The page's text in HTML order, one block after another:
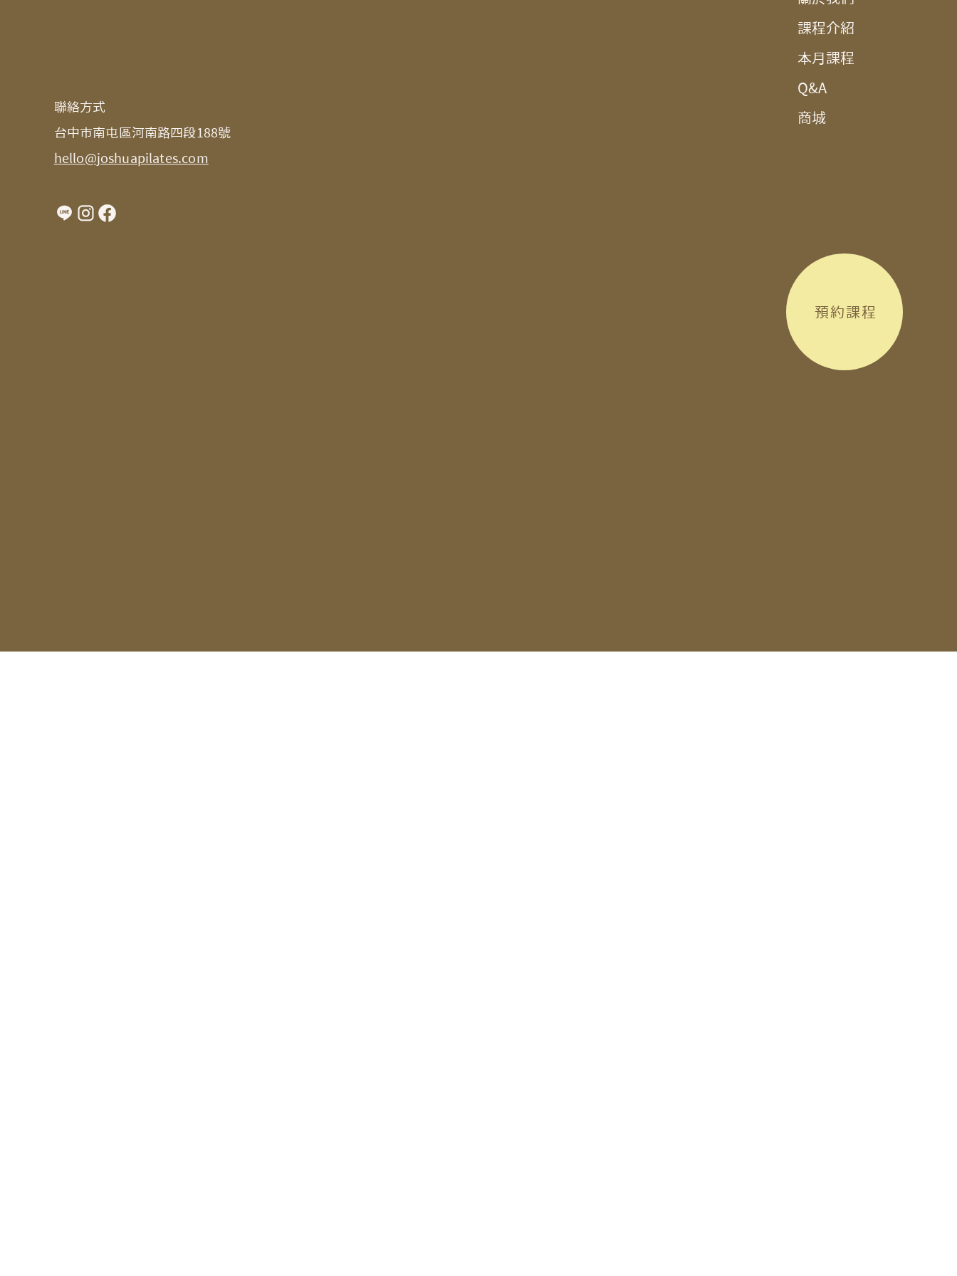
​聯絡方式​
台中市南屯區河南路四段188號
hello@joshuapilates.com
課程介紹
本月課程
Q&A
商城
預約課程